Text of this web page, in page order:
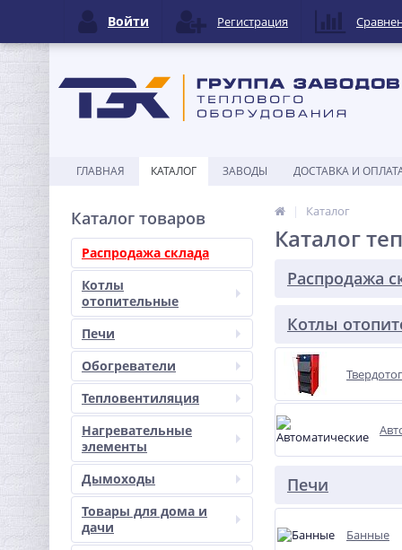
ГЛАВНАЯ КАТАЛОГ ЗАВОДЫ ДОСТАВКА И
Каталог товаров
Распродажа склада
Котлы
отопительные
Печи
Обогреватели
Тепловентиляция
Нагревательные
элементы
Дымоходы
Товары для дома и
дачи
Каталог
Каталог
Распродажа
Котлы
Печи
Банные
Войти Регистрация